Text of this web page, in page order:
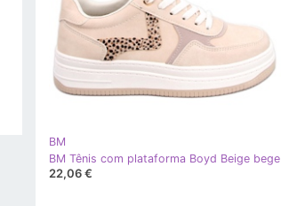
BM
BM Tênis com plataforma Boyd Beige bege
22,06 €